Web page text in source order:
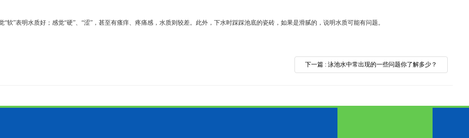
”表明水质好；感觉“硬”、“涩”，甚至有瘙痒、疼痛感，水质则较差。此外，下水时踩踩池底的瓷砖，如果是滑腻的，说明水质可能有问题。
下一篇 : 泳池水中常出现的一些问题你了解多少？